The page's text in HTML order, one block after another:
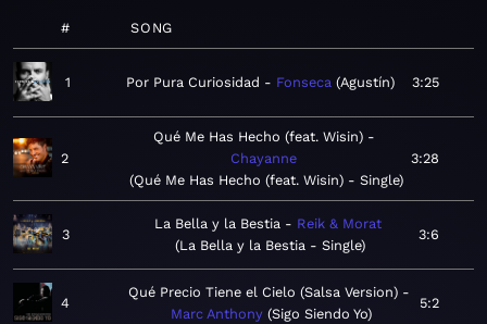
# SONG
1 Por Pura Curiosidad Fonseca Agustín 3:25
2
Qué Me Has Hecho (feat. Wisin)
Chayanne
Qué Me Has Hecho (feat. Wisin) - Single
3:28
3
La Bella y la Bestia
Reik & Morat
La Bella y la Bestia - Single
3:6
4
Qué Precio Tiene el Cielo (Salsa Version)
Marc Anthony Sigo Siendo Yo
5:2